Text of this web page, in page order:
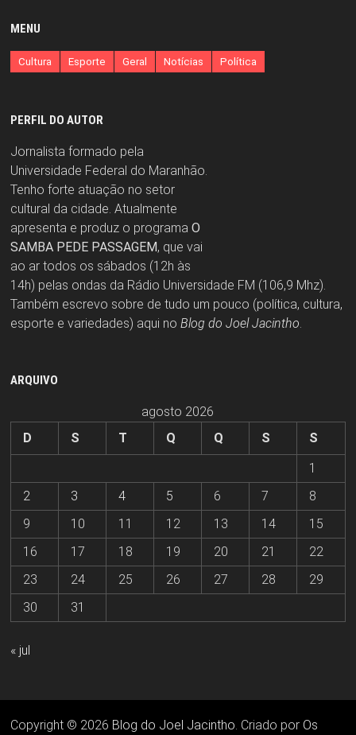
MENU
Cultura Esporte Geral Notícias Política
PERFIL DO AUTOR
Jornalista formado pela
Universidade Federal do Maranhão.
Tenho forte atuação no setor
cultural da cidade. Atualmente
apresenta e produz o programa O
SAMBA PEDE PASSAGEM, que vai
ao ar todos os sábados (12h às
14h) pelas ondas da Rádio Universidade FM (106,9 Mhz).
Também escrevo sobre de tudo um pouco (política, cultura,
esporte e variedades) aqui no Blog do Joel Jacintho
ARQUIVO
agosto 2026
D
S T Q Q S
S
1
2
3 4 5 6 7
8
9
10 11 12 13 14
15
16
17 18 19 20 21
22
23
24 25 26 27 28
29
30
31
« jul
Copyright © 2026 Blog do Joel Jacintho . Criado por Os